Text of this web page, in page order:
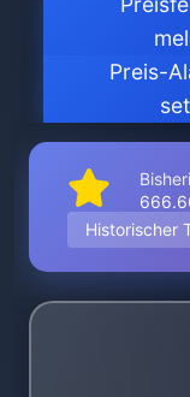
Preis-
Historischer